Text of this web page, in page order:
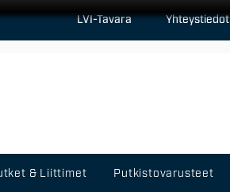
LVI-Tavara Yhteystiedot
& Liittimet Putkistovarusteet